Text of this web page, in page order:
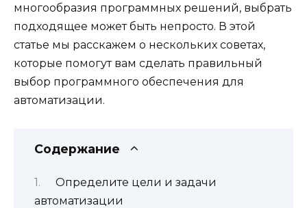
многообразия программных решений, выбрать
подходящее может быть непросто. В этой
статье мы расскажем о нескольких советах,
которые помогут вам сделать правильный
выбор программного обеспечения для
автоматизации.
Содержание
Определите цели и задачи
автоматизации